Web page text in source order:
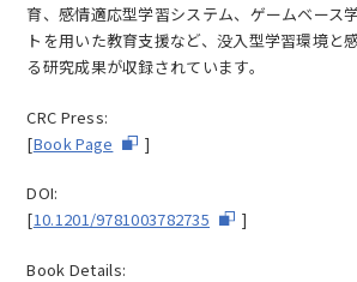
育、感情適応型学習システム、ゲームベース
トを用いた教育支援など、没入型学習環境と
る研究成果が収録されています。
CRC Press:
[Book Page ]
DOI:
[10.1201/9781003782735 ]
Book Details: